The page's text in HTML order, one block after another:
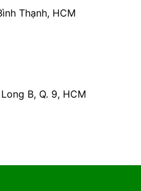
Thạnh, HCM
B, Q. 9, HCM